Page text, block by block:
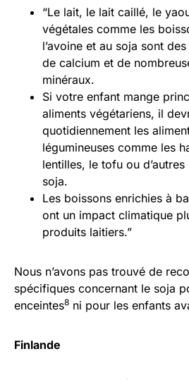
“Le lait, le lait caillé, le
végétales comme les
l’avoine et au soja sont
de calcium et de
minéraux.
Si votre enfant mange
aliments végétariens, il
quotidiennement les
légumineuses comme les
lentilles, le tofu ou
soja.
Les boissons enrichies à
ont un impact climatique
produits laitiers.”
Nous n’avons pas trouvé de
spécifiques concernant le soja
enceintes8 ni pour les enfants
Finlande